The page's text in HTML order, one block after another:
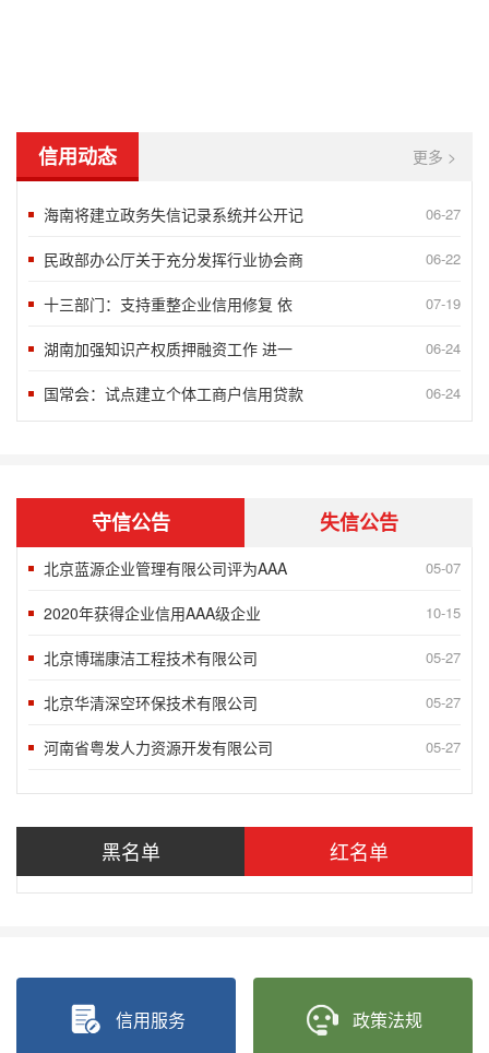
信用动态 更多 >
海南将建立政务失信记录系统并公开记 06-27
民政部办公厅关于充分发挥行业协会商 06-22
十三部门：支持重整企业信用修复 依 07-19
湖南加强知识产权质押融资工作 进一 06-24
国常会：试点建立个体工商户信用贷款 06-24
守信公告 失信公告
“2018北京榜样”发布八月第一周5
言信行果 千金一诺——第八届湖南省诚 06-24
孟兆民：履行承诺一丝不苟 兢兢业业确
北京蓝源企业管理有限公司评为AAA 05-07
2020年获得企业信用AAA级企业 10-15
北京博瑞康洁工程技术有限公司 05-27
北京华清深空环保技术有限公司 05-27
河南省粤发人力资源开发有限公司 05-27
北京智充科技有限公司被授予“北京市信 05-27
“2018北京榜样”发布九月第一周5 09-10
“2018北京榜样”发布八月第三周5
黑名单 红名单
信用服务 政策法规